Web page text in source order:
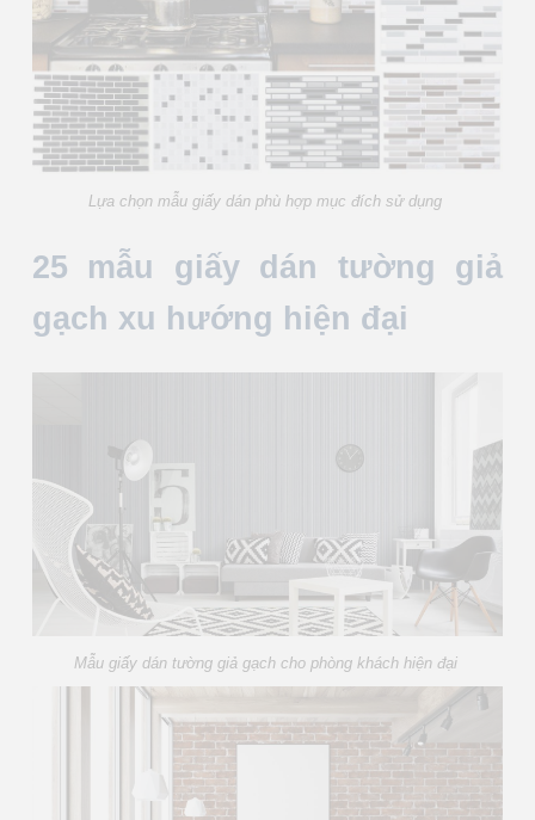
Lựa chọn mẫu giấy dán phù hợp mục đích sử dụng
25 mẫu giấy dán tường giả
gạch xu hướng hiện đại
Mẫu giấy dán tường giả gạch cho phòng khách hiện đại